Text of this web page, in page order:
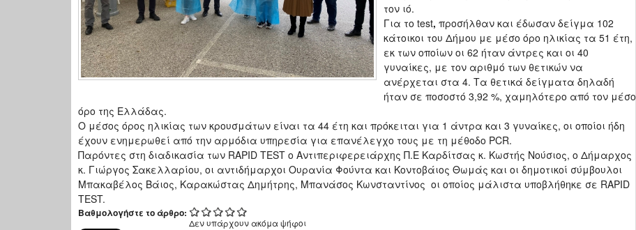
τον ιό.
Για το test, προσήλθαν και έδωσαν δείγμα 102
κάτοικοι του Δήμου με μέσο όρο ηλικίας τα 51 έτη,
εκ των οποίων οι 62 ήταν άντρες και οι 40
γυναίκες, με τον αριθμό των θετικών να
ανέρχεται στα 4. Τα θετικά δείγματα δηλαδή
ήταν σε ποσοστό 3,92 %, χαμηλότερο από τον μέσο
όρο της Ελλάδας.
Ο μέσος όρος ηλικίας των κρουσμάτων είναι τα 44 έτη και πρόκειται για 1 άντρα και 3 γυναίκες, οι οποίοι ήδη
έχουν ενημερωθεί από την αρμόδια υπηρεσία για επανέλεγχο τους με τη μέθοδο PCR.
Παρόντες στη διαδικασία των RAPID TEST ο Αντιπεριφερειάρχης Π.Ε Καρδίτσας κ. Κωστής Νούσιος, ο Δήμαρχος
κ. Γιώργος Σακελλαρίου, οι αντιδήμαρχοι Ουρανία Φούντα και Κοντοβάιος Θωμάς και οι δημοτικοί σύμβουλοι
Μπακαβέλος Βάιος, Καρακώστας Δημήτρης, Μπανάσος Κωνσταντίνος οι οποίος μάλιστα υποβλήθηκε σε RAPID
TEST.
Βαθμολογήστε το άρθρο:
Δεν υπάρχουν ακόμα ψήφοι